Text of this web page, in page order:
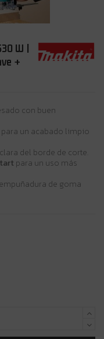
W |
+
con buen
para un acabado limpio
del borde de corte.
para un uso más
de goma